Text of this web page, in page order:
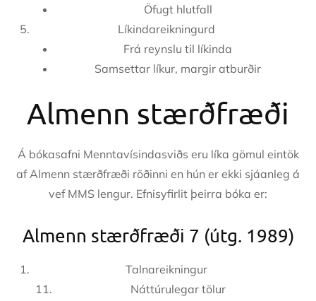
Öfugt hlutfall
Líkindareikningurd
Frá reynslu til líkinda
Samsettar líkur, margir atburðir
Almenn stærðfræði
Á bókasafni Menntavísindasviðs eru líka gömul eintök
af Almenn stærðfræði röðinni en hún er ekki sjáanleg á
vef MMS lengur. Efnisyfirlit þeirra bóka er:
Almenn stærðfræði 7 (útg. 1989)
Talnareikningur
Náttúrulegar tölur